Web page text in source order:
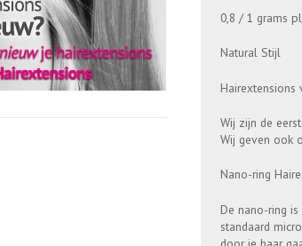
0,8 / 1 grams
Natural Stijl
Hairextensions
Wij zijn de
Wij geven ook
Nano-ring
De nano-ring
standaard